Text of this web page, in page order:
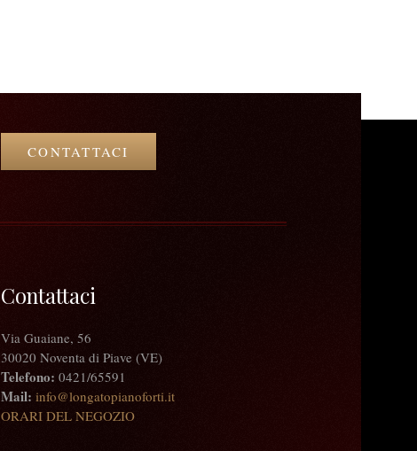
CONTATTACI
Contattaci
Via Guaiane, 56
30020 Noventa di Piave (VE)
Telefono: 0421/65591
Mail: info@longatopianoforti.it
ORARI DEL NEGOZIO